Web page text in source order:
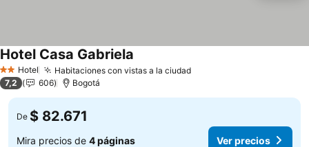
2 Estrellas
Hotel Habitaciones con vistas a la ciudad
Hotel Casa Gabriela
7,2 606 Bogotá
De $ 82.671
Mira precios de 4 páginas Ver precios